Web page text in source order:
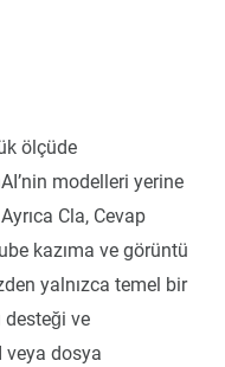
ölçüde
modelleri yerine
Cla, Cevap
kazıma ve görüntü
yalnızca temel bir
desteği ve
veya dosya